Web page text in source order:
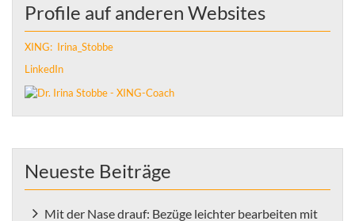
Profile auf anderen Websites
XING: Irina_Stobbe
LinkedIn
Neueste Beiträge
Mit der Nase drauf: Bezüge leichter bearbeiten mit